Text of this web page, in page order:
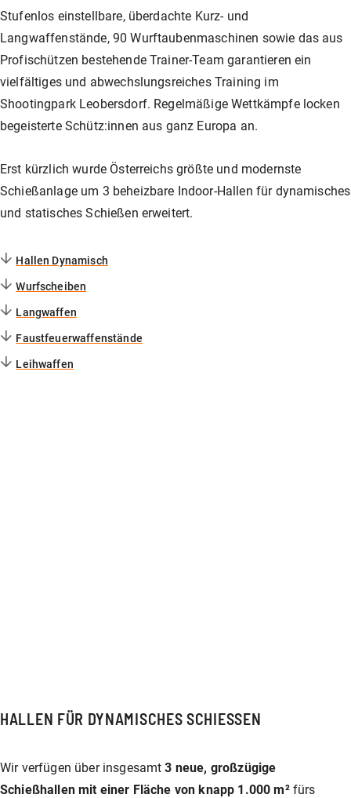
Unser Shop
Vereinslokal / Restaurant
Management
Jagd
IPSC
Faustfeuerwaffen
GLOCK Training
Halbautomaten-& PCC-Kurse
Long Range Shooting
Flinten-Training
Faustfeuerwaffen-Training
Vorbereitung auf die Sicherheitszulassung
GLOCK PERFECTION TRAINING
Kurse: Waffenführerschein
Kurse: Jagd
Kurse: IPSC
Kurse: Faustfeuerwaffen
Halbautomaten-& PCC-Kurse
Long Range Shooting
Stufenlos einstellbare, überdachte Kurz- und
Langwaffenstände, 90 Wurftaubenmaschinen sowie das aus
Profischützen bestehende Trainer-Team garantieren ein
vielfältiges und abwechslungsreiches Training im
Shootingpark Leobersdorf. Regelmäßige Wettkämpfe locken
begeisterte Schütz:innen aus ganz Europa an.
Erst kürzlich wurde Österreichs größte und modernste
Schießanlage um 3 beheizbare Indoor-Hallen für dynamisches
und statisches Schießen erweitert.
Hallen Dynamisch
Wurfscheiben
Langwaffen
Faustfeuerwaffenstände
Leihwaffen
HALLEN FÜR DYNAMISCHES SCHIESSEN
Wir verfügen über insgesamt3 neue, großzügige
Schießhallen mit einer Fläche von knapp 1.000 m²fürs